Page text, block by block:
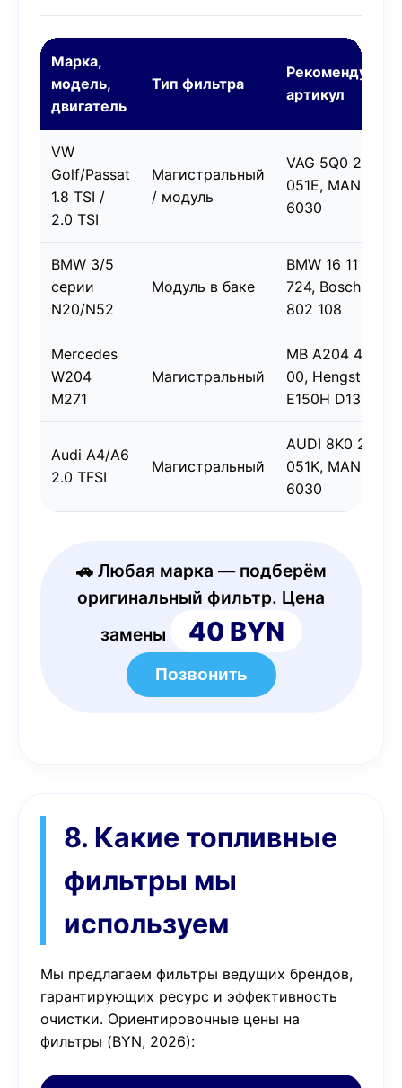
Марка,
модель,
двигатель
Тип фильтра
артикул
VW
Golf/Passat
1.8 TSI /
2.0 TSI
Магистральный
/ модуль
VAG 5Q0 201
051E, MANN WK
6030
BMW 3/5
серии
N20/N52
Модуль в баке
BMW 16 11 6 771
724, Bosch 0
802 108
Mercedes
W204
M271
Магистральный
MB A204 470 01
00, Hengst
E150H D131
Audi A4/A6
2.0 TFSI
Магистральный
AUDI 8K0 201
051K, MANN WK
6030
🚗 Любая марка — подберём
оригинальный фильтр. Цена
замены
40 BYN
Позвонить
8. Какие топливные
фильтры мы
используем
Мы предлагаем фильтры ведущих брендов,
гарантирующих ресурс и эффективность
очистки. Ориентировочные цены на
фильтры (BYN, 2026):